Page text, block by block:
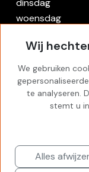
dinsdag
woensdag
vrijdag
zaterdag
zondag
Rekening
Inloggen
Wij
We gebruiken
te analyseren.
stemt u
Alles